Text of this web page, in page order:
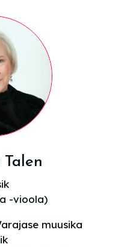
-vioola)
muusika